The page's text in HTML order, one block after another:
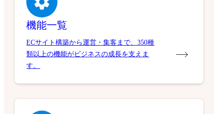
機能一覧
ECサイト構築から運営・集客まで、350種
類以上の機能がビジネスの成長を支えま
す。